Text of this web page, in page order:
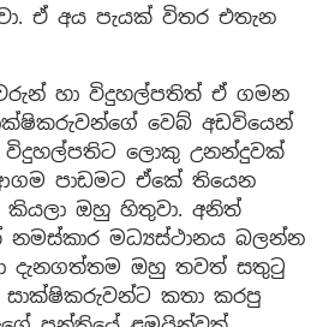
ඒ අය පැයක් විතර එතැන
හා විදුහල්පතිත් ඒ ගමන
වෙබ් අඩවියෙන්
විදුහල්පතිට ලොකු උනන්දුවක්
පාඩමට ඒකේ තියෙන
ඔහු හිතුවා. අනිත්
මධ්‍යස්ථානය බලන්න
දැනගත්තම ඔහු තවත් සතුටු
සාක්ෂිකරුවන්ට කතා කරපු